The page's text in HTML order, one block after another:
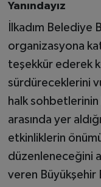
Yanındayız
İlkadım Belediye
organizasyona
teşekkür ederek
sürdüreceklerini
halk sohbetlerinin
arasında yer
etkinliklerin
düzenleneceğini
veren Büyükşehir